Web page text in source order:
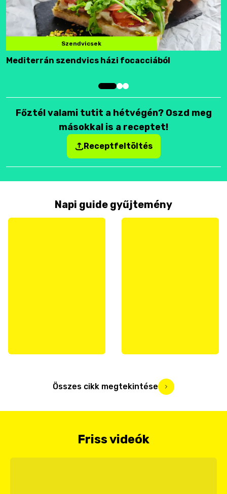
Szendvicsek
Mediterrán szendvics házi focacciából
Főztél valami tutit a hétvégén? Oszd meg
másokkal is a receptet!
Receptfeltöltés
Napi guide gyűjtemény
Összes cikk megtekintése
Friss videók